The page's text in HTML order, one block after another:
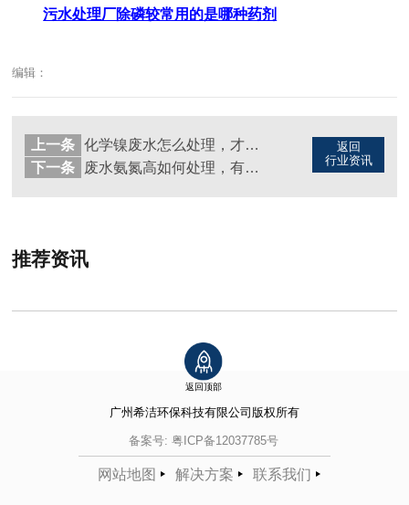
污水处理厂除磷较常用的是哪种药剂
编辑：
返回
行业资讯
上一条
化学镍废水怎么处理，才能让废水轻松达标（图）
下一条
废水氨氮高如何处理，有什么方法（图）
推荐资讯
返回顶部
广州希洁环保科技有限公司 版权所有
备案号: 粤ICP备12037785号
网站地图 解决方案 联系我们